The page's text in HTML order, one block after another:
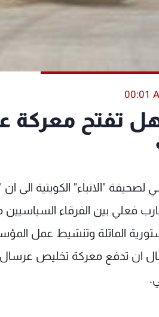
00:01
هل تفتح معركة
"الانباء" الكويتية الى
فعلي بين الفرقاء السياسيين
الماثلة وتنشيط عمل
ان تدفع معركة تخليص عرسال